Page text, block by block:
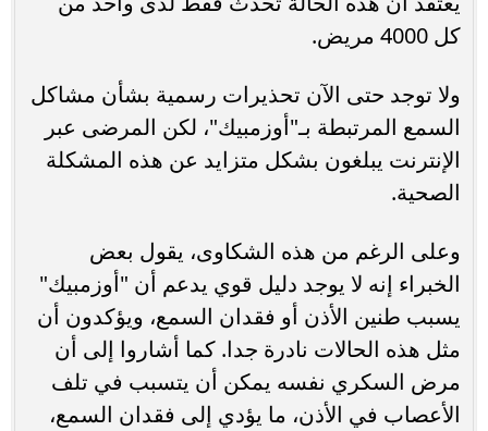
كل 4000 مريض.
ولا توجد حتى الآن تحذيرات رسمية بشأن مشاكل
السمع المرتبطة بـ"أوزمبيك"، لكن المرضى عبر
الإنترنت يبلغون بشكل متزايد عن هذه المشكلة
الصحية.
وعلى الرغم من هذه الشكاوى، يقول بعض
الخبراء إنه لا يوجد دليل قوي يدعم أن "أوزمبيك"
يسبب طنين الأذن أو فقدان السمع، ويؤكدون أن
مثل هذه الحالات نادرة جدا. كما أشاروا إلى أن
مرض السكري نفسه يمكن أن يتسبب في تلف
الأعصاب في الأذن، ما يؤدي إلى فقدان السمع،